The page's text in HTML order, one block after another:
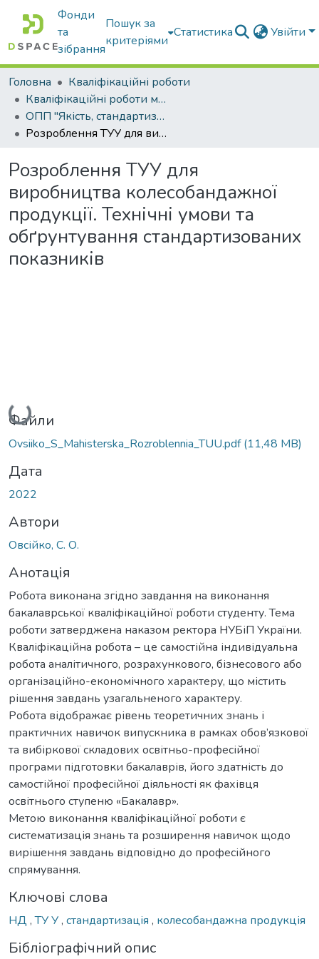
Фонди
та
зібрання
Пошук за
критеріями
Статистика Увійти
Головна
Кваліфікаційні роботи
Кваліфікаційні роботи магістрів
ОПП "Якість, стандартизація та сертифікація"
Розроблення ТУУ для виробництва колесобандажної продукції. Технічні умови та обґрунтування стандартизованих показників
Розроблення ТУУ для
виробництва колесобандажної
продукції. Технічні умови та
обґрунтування стандартизованих
показників
Вантажиться...
Файли
Ovsiiko_S_Мahisterska_Rozroblennia_TUU.pdf(11,48 MB)
Дата
2022
Автори
Овсійко, С. О.
Анотація
Робота виконана згідно завдання на виконання
бакалаврської кваліфікаційної роботи студенту. Тема
роботи затверджена наказом ректора НУБіП України.
Кваліфікаційна робота – це самостійна індивідуальна
робота аналітичного, розрахункового, бізнесового або
організаційно-економічного характеру, що містить
рішення завдань узагальненого характеру.
Робота відображає рівень теоретичних знань і
практичних навичок випускника в рамках обов’язкової
та вибіркової складових освітньо-професійної
програми підготовки бакалаврів, його здатність до
самостійної професійної діяльності як фахівця
освітнього ступеню «Бакалавр».
Метою виконання кваліфікаційної роботи є
систематизація знань та розширення навичок щодо
вирішення завдань відповідно до професійного
спрямування.
Ключові слова
НД ,ТУ У, стандартизація , колесобандажна продукція
Бібліографічний опис